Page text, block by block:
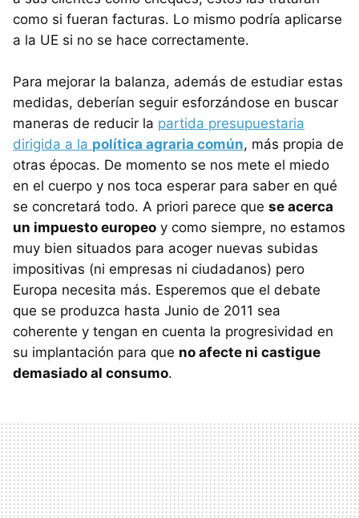
como si fueran facturas. Lo mismo podría aplicarse
a la UE si no se hace correctamente.
Para mejorar la balanza, además de estudiar estas
medidas, deberían seguir esforzándose en buscar
maneras de reducir la partida presupuestaria
dirigida a la política agraria común, más propia de
otras épocas. De momento se nos mete el miedo
en el cuerpo y nos toca esperar para saber en qué
se concretará todo. A priori parece que se acerca
un impuesto europeo y como siempre, no estamos
muy bien situados para acoger nuevas subidas
impositivas (ni empresas ni ciudadanos) pero
Europa necesita más. Esperemos que el debate
que se produzca hasta Junio de 2011 sea
coherente y tengan en cuenta la progresividad en
su implantación para que no afecte ni castigue
demasiado al consumo.